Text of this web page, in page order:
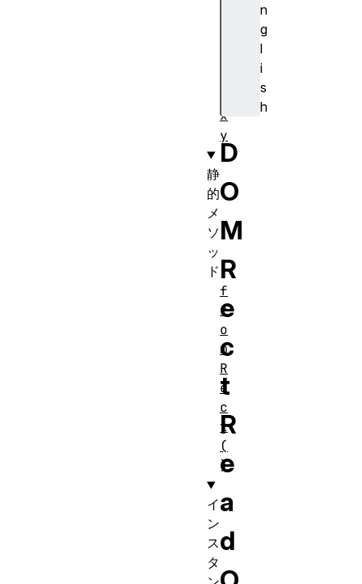
n
g
l
i
s
h
D
O
M
R
e
c
t
R
e
a
d
x
y
静
的
メ
ソ
ッ
ド
f
r
o
m
R
e
c
t
(
)
イ
ン
ス
タ